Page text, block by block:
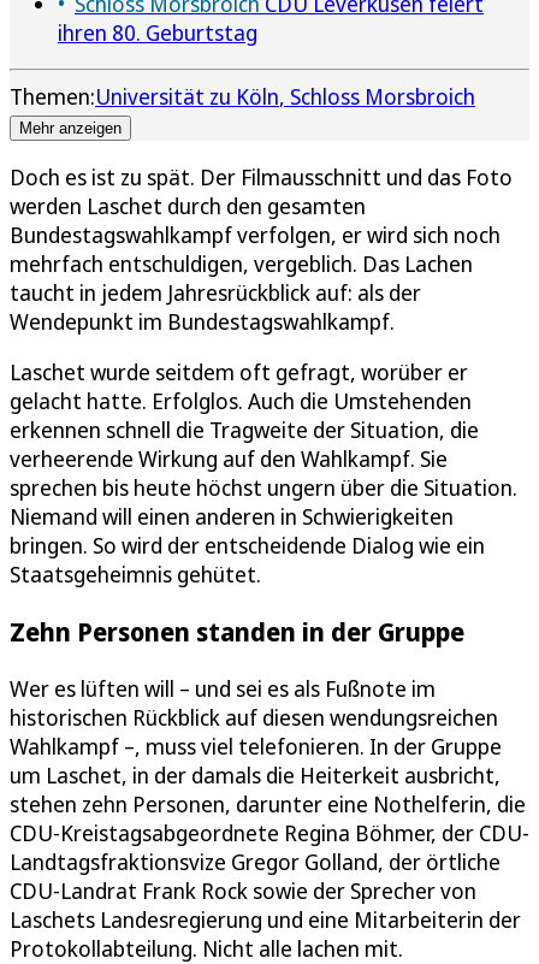
ihren 80. Geburtstag
Themen:Universität zu Köln Schloss Morsbroich
Mehr anzeigen
Doch es ist zu spät. Der Filmausschnitt und das Foto
werden Laschet durch den gesamten
Bundestagswahlkampf verfolgen, er wird sich noch
mehrfach entschuldigen, vergeblich. Das Lachen
taucht in jedem Jahresrückblick auf: als der
Wendepunkt im Bundestagswahlkampf.
Laschet wurde seitdem oft gefragt, worüber er
gelacht hatte. Erfolglos. Auch die Umstehenden
erkennen schnell die Tragweite der Situation, die
verheerende Wirkung auf den Wahlkampf. Sie
sprechen bis heute höchst ungern über die Situation.
Niemand will einen anderen in Schwierigkeiten
bringen. So wird der entscheidende Dialog wie ein
Staatsgeheimnis gehütet.
Zehn Personen standen in der Gruppe
Wer es lüften will – und sei es als Fußnote im
historischen Rückblick auf diesen wendungsreichen
Wahlkampf –, muss viel telefonieren. In der Gruppe
um Laschet, in der damals die Heiterkeit ausbricht,
stehen zehn Personen, darunter eine Nothelferin, die
CDU-Kreistagsabgeordnete Regina Böhmer, der CDU-
Landtagsfraktionsvize Gregor Golland, der örtliche
CDU-Landrat Frank Rock sowie der Sprecher von
Laschets Landesregierung und eine Mitarbeiterin der
Protokollabteilung. Nicht alle lachen mit.